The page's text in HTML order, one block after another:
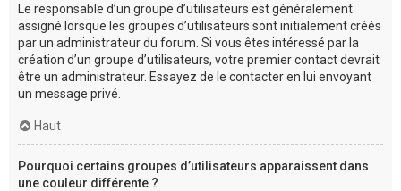
Le responsable d’un groupe d’utilisateurs est généralement
assigné lorsque les groupes d’utilisateurs sont initialement créés
par un administrateur du forum. Si vous êtes intéressé par la
création d’un groupe d’utilisateurs, votre premier contact devrait
être un administrateur. Essayez de le contacter en lui envoyant
un message privé.
Haut
Pourquoi certains groupes d’utilisateurs apparaissent dans
une couleur différente ?